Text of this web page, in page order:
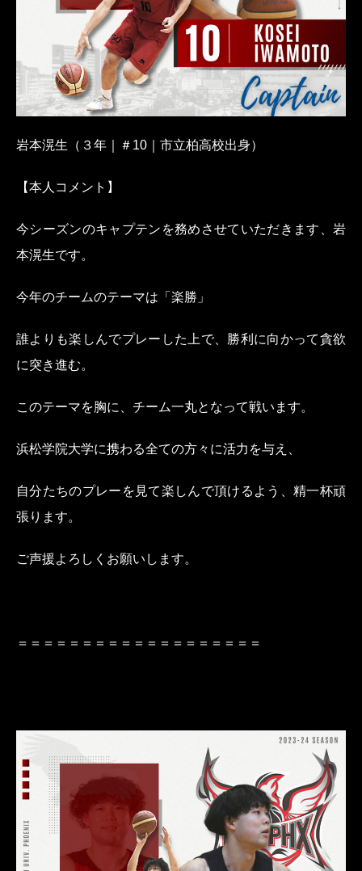
岩本滉生（３年｜＃10｜市立柏高校出身）
【本人コメント】
今シーズンのキャプテンを務めさせていただきます、 岩
本滉生です。
今年のチームのテーマは 「楽勝」
誰よりも楽しんでプレーした上で、 勝利に向かって貪欲
に突き進む。
このテーマを胸に、 チーム一丸となって戦います。
浜松学院大学に携わる全ての方々に活力を与え、
自分たちのプレーを見て楽しんで頂けるよう、精一杯頑
張ります。
ご声援よろしくお願いします。
＝＝＝＝＝＝＝＝＝＝＝＝＝＝＝＝＝＝＝